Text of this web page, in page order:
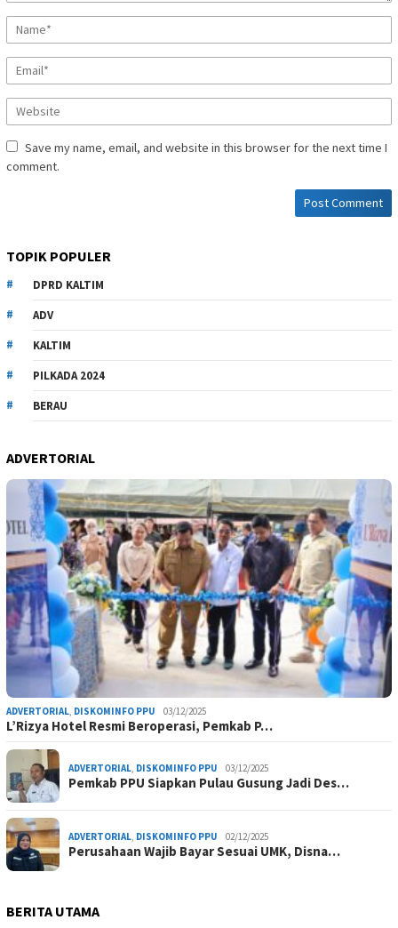
Save my name, email, and website in this browser for the next time I
comment.
TOPIK POPULER
DPRD KALTIM
ADV
KALTIM
PILKADA 2024
BERAU
ADVERTORIAL
ADVERTORIAL, DISKOMINFO PPU 03/12/2025
L’Rizya Hotel Resmi Beroperasi, Pemkab P…
ADVERTORIAL, DISKOMINFO PPU 03/12/2025
Pemkab PPU Siapkan Pulau Gusung Jadi Des…
ADVERTORIAL, DISKOMINFO PPU 02/12/2025
Perusahaan Wajib Bayar Sesuai UMK, Disna…
BERITA UTAMA